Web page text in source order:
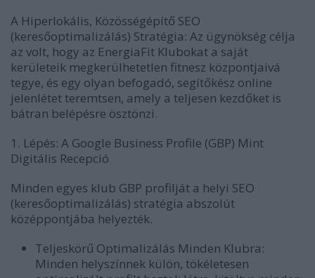
A Hiperlokális, Közösségépítő SEO
(keresőoptimalizálás) Stratégia: Az ügynökség célja
az volt, hogy az EnergiaFit Klubokat a saját
kerületeik megkerülhetetlen fitnesz központjaivá
tegye, és egy olyan befogadó, segítőkész online
jelenlétet teremtsen, amely a teljesen kezdőket is
bátran belépésre ösztönzi.
1. Lépés: A Google Business Profile (GBP) Mint
Digitális Recepció
Minden egyes klub GBP profilját a helyi SEO
(keresőoptimalizálás) stratégia abszolút
középpontjába helyezték.
Teljeskörű Optimalizálás Minden Klubra:
Minden helyszínnek külön, tökéletesen